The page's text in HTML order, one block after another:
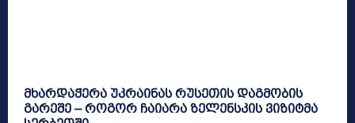
მხარდაჭერა უკრაინას რუსეთის დაგმობის
გარეშე – როგორ ჩაიარა ზელენსკის ვიზიტმა